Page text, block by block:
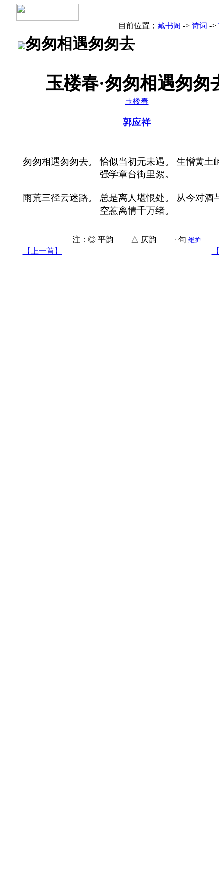
目前位置； 藏书阁 -> 诗词 ->
匆匆相遇匆匆去
玉楼春·匆匆相遇匆匆
玉楼春
郭应祥
匆匆相遇匆匆去。 恰似当初元未遇。 生憎黄土
强学章台街里絮。
雨荒三径云迷路。 总是离人堪恨处。 从今对酒
空惹离情千万绪。
注：◎ 平韵 △ 仄韵 · 句 维护
【上一首】